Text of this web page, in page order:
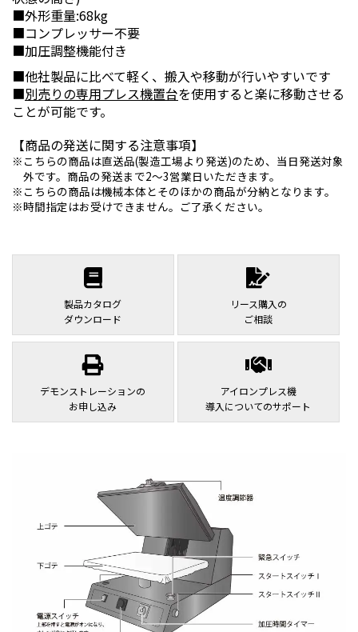
■外形重量:68kg
■コンプレッサー不要
■加圧調整機能付き
■他社製品に比べて軽く、搬入や移動が行いやすいです
■別売りの専用プレス機置台を使用すると楽に移動させる
ことが可能です。
【商品の発送に関する注意事項】
こちらの商品は直送品(製造工場より発送)のため、当日発送対象
外です。商品の発送まで2～3営業日いただきます。
こちらの商品は機械本体とそのほかの商品が分納となります。
時間指定はお受けできません。ご了承ください。
製品カタログ
ダウンロード
リース購入の
ご相談
デモンストレーションの
お申し込み
アイロンプレス機
導入についてのサポート